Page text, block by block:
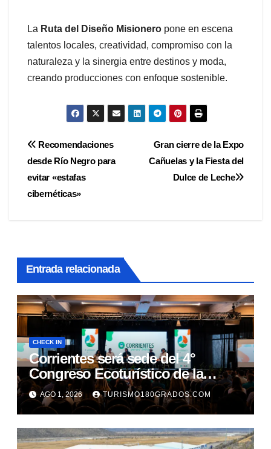
La Ruta del Diseño Misionero pone en escena
talentos locales, creatividad, compromiso con la
naturaleza y la sinergia entre destinos y moda,
creando producciones con enfoque sostenible.
Navegación
de
entradas
Gran cierre de la Expo
Cañuelas y la Fiesta del
Dulce de Leche
Recomendaciones
desde Río Negro para
evitar «estafas
cibernéticas»
Entrada relacionada
CHECK IN
Corrientes será sede del 4°
Congreso Ecoturístico de la
Región Litoral
AGO 1, 2026 TURISMO180GRADOS.COM